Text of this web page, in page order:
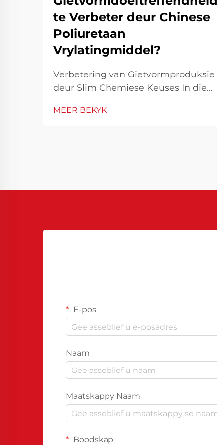
te Verbeter deur Chinese
Poliuretaan
Vrylatingmiddel?
Verbetering van Gietvormproduksie
deur Slim Chemiese Keuses In die
vervaardigingsomgewing is
MEER BEKYK
E-pos
Naam
Maatskappy Naam
Boodskap